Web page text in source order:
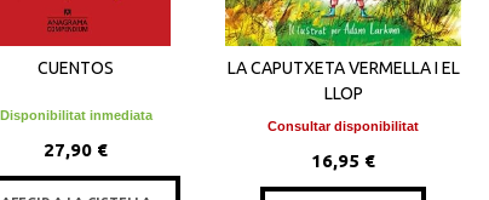
CUENTOS
Disponibilitat inmediata
27,90 €
LA CAPUTXETA VERMELLA I EL
LLOP
Consultar disponibilitat
16,95 €